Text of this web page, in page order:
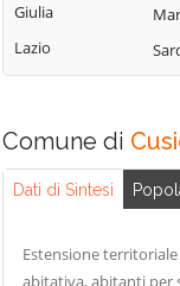
Barzana
Bedulita
Bergamo
Bianzano
Giulia
Lazio
Comune di
Dati di Sintesi
Estensione
abitativa, abitanti per